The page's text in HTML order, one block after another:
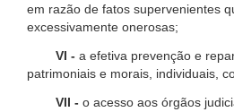
em razão de fatos supervenientes
excessivamente onerosas;
VI - a efetiva prevenção e
patrimoniais e morais, individuais,
VII - o acesso aos órgãos